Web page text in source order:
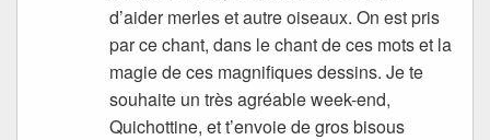
d’aider merles et autre oiseaux. On est pris
par ce chant, dans le chant de ces mots et la
magie de ces magnifiques dessins. Je te
souhaite un très agréable week-end,
Quichottine, et t’envoie de gros bisous